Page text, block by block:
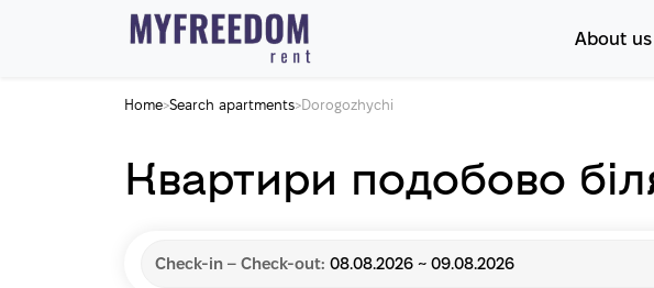
About us
Home>Search apartments>Dorogozhychi
Квартири подобово
Check-in – Check-out: 08.08.2026 ~ 09.08.2026